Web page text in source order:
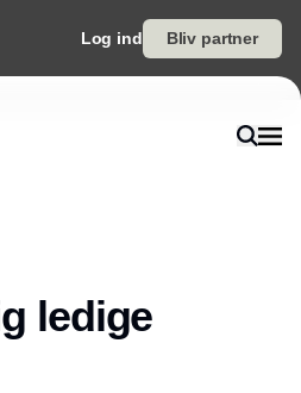
Log ind Bliv partner
ledige